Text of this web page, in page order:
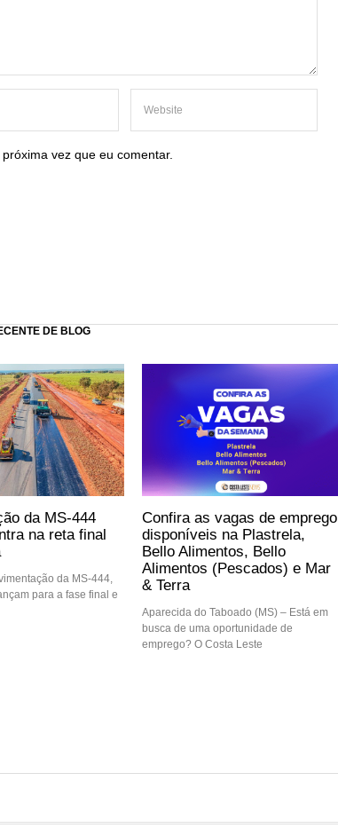
vez que eu comentar.
DE BLOG
da MS-444
na reta final
da MS-444,
para a fase final e
Confira as vagas de emprego
disponíveis na Plastrela,
Bello Alimentos, Bello
Alimentos (Pescados) e Mar
& Terra
Aparecida do Taboado (MS) – Está em
busca de uma oportunidade de
emprego? O Costa Leste